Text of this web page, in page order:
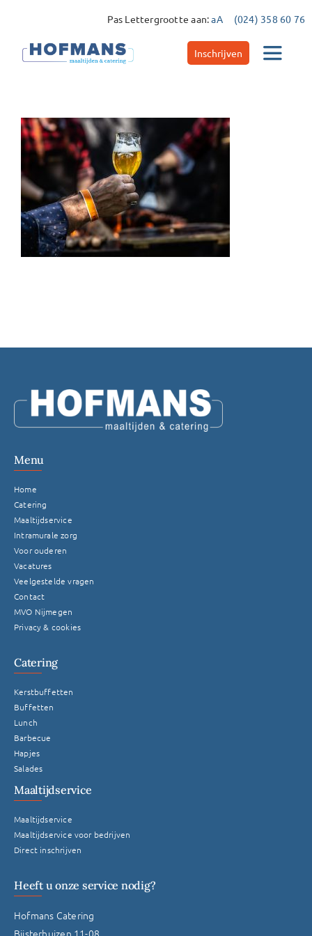
inhoud
Pas Lettergrootte aan:aA (024) 358 60 76
Inschrijven
Toggle
Catering
Maaltijdservice
Contact
Menu
Home
Catering
Maaltijdservice
Intramurale zorg
Voor ouderen
Vacatures
Veelgestelde vragen
Contact
MVO Nijmegen
Privacy & cookies
Catering
Kerstbuffetten
Buffetten
Lunch
Barbecue
Hapjes
Salades
Maaltijdservice
Maaltijdservice
Maaltijdservice voor bedrijven
Direct inschrijven
Heeft u onze service nodig?
Hofmans Catering
Bijsterhuizen 11-08